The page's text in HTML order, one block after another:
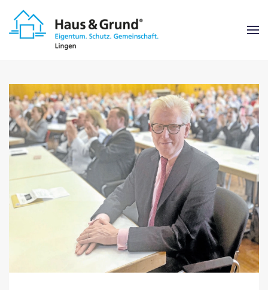
Zum Hauptinhalt springen